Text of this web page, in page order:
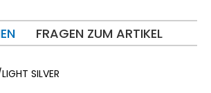
FRAGEN ZUM ARTIKEL
SILVER